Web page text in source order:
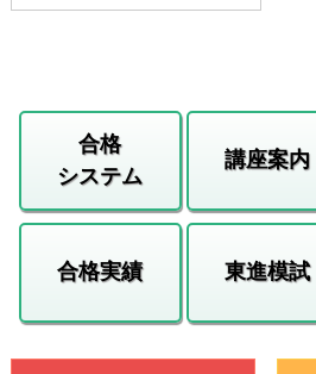
合格
システム
講座案内
合格実績 東進模試